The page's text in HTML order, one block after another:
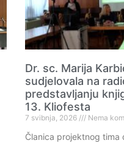
Dr. sc. Marija
sudjelovala na
predstavljanju
13. Kliofesta
7 svibnja, 2026 Nema
Članica projektnog tima